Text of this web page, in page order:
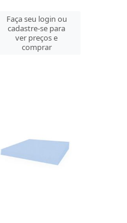
Faça seu login ou
cadastre-se para
ver preços e
comprar